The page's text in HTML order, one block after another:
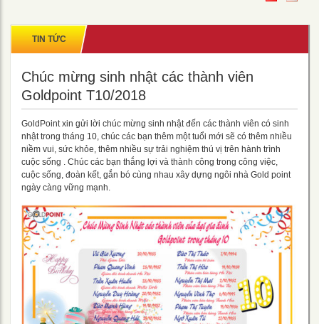
TIN TỨC
Chúc mừng sinh nhật các thành viên
Goldpoint T10/2018
GoldPoint xin gửi lời chúc mừng sinh nhật đến các thành viên có sinh
nhật trong tháng 10, chúc các bạn thêm một tuổi mới sẽ có thêm nhiều
niềm vui, sức khỏe, thêm nhiều sự trải nghiệm thú vị trên hành trình
cuộc sống . Chúc các bạn thắng lợi và thành công trong công việc,
cuộc sống, đoàn kết, gắn bó cùng nhau xây dựng ngôi nhà Gold point
ngày càng vững mạnh.